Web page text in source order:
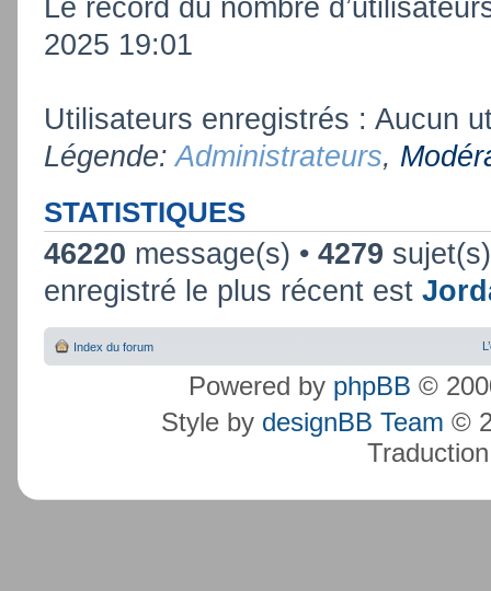
Le record du nombre
2025 19:01
Utilisateurs enregistrés : Aucun
Légende:Administrateurs,
STATISTIQUES
46220 message(s) • 4279
enregistré le plus récent est
Index du forum
Powered by phpBB ©
Style by designBB Team ©